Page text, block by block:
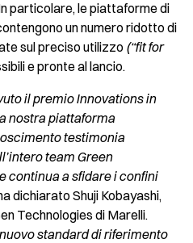
particolare, le piattaforme di
un numero ridotto di
sul preciso utilizzo (“fit for
e pronte al lancio.
il premio Innovations in
nostra piattaforma
testimonia
team Green
continua a sfidare i confini
dichiarato Shuji Kobayashi,
Technologies di Marelli.
standard di riferimento